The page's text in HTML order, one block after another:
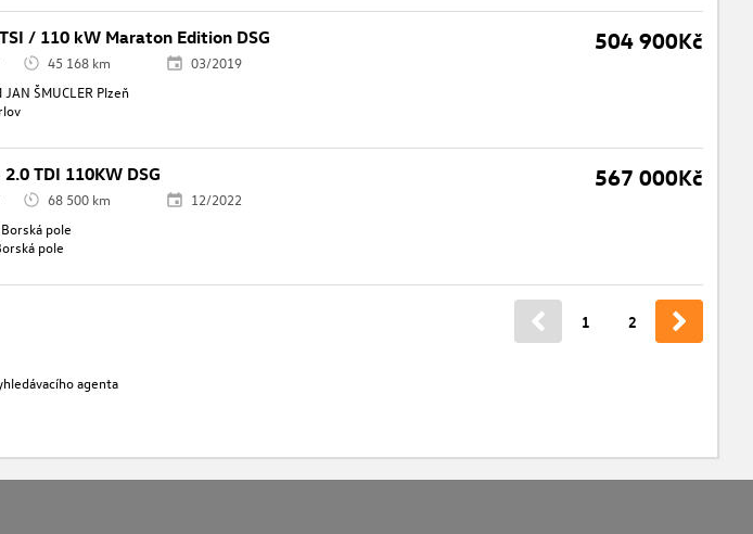
/ 110 kW Maraton Edition DSG 504 900Kč
45 168 km
03/2019
JAN ŠMUCLER Plzeň
TDI 110KW DSG 567 000Kč
68 500 km
12/2022
pole
pole
1 2
agenta